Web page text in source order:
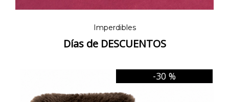
Imperdibles
Días de DESCUENTOS
-30 %